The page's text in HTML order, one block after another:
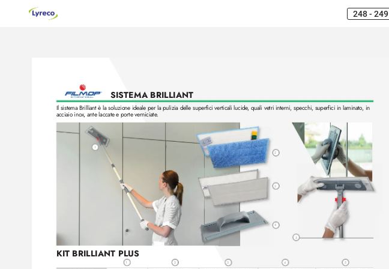
248 - 249
SISTEMA BRILLIANT
KIT BRILLIANT PLUS
Il sistema Brilliant è la soluzione ideale per la pulizia delle superfici verticali lucide, quali vetri interni, specchi, superfici in laminato, in
acciaio inox, ante laccate e porte verniciate.
2
2
4
4
3
3
5
5